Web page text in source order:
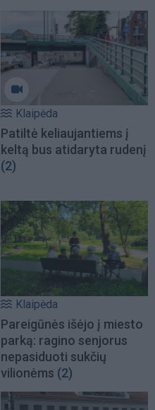
Klaipėda
Patiltė keliaujantiems į
keltą bus atidaryta rudenį
(2)
Klaipėda
Pareigūnės išėjo į miesto
parką: ragino senjorus
nepasiduoti sukčių
vilionėms (2)